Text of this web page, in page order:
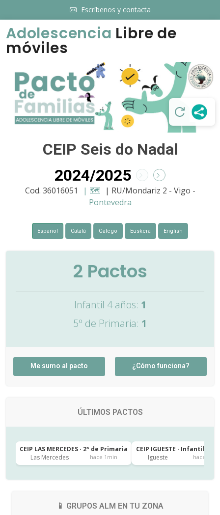
Escríbenos y contacta
Adolescencia Libre de
móviles
CEIP Seis do Nadal
2024/2025
Cod. 36016051 | 🗺️ | RU/Mondariz 2 - Vigo -
Pontevedra
Español Català Galego Euskera English
2 Pactos
Infantil 4 años: 1
5º de Primaria: 1
Me sumo al pacto ¿Cómo funciona?
ÚLTIMOS PACTOS
CEIP LAS MERCEDES · 2º de Primaria
Las Mercedes
hace 1min
CEIP IGUESTE · Infantil 3
Igueste
hace 5h
📱 GRUPOS ALM EN TU ZONA